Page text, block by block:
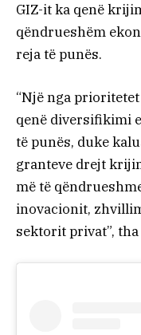
GIZ-it ka qenë
qëndrueshëm
reja të punës.
“Një nga
qenë diversifikimi
të punës, duke
granteve drejt
më të
inovacionit,
sektorit privat”,